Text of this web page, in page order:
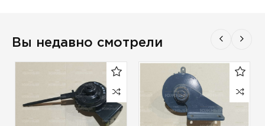
Вы недавно смотрели